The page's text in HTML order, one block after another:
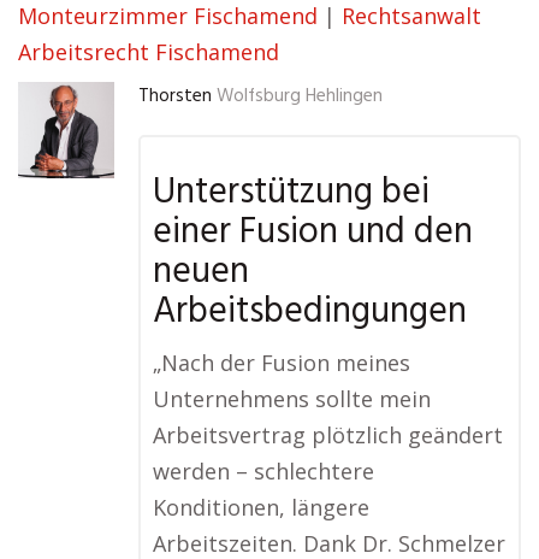
Monteurzimmer Fischamend | Rechtsanwalt
Arbeitsrecht Fischamend
Thorsten Wolfsburg Hehlingen
Unterstützung bei
einer Fusion und den
neuen
Arbeitsbedingungen
„Nach der Fusion meines
Unternehmens sollte mein
Arbeitsvertrag plötzlich geändert
werden – schlechtere
Konditionen, längere
Arbeitszeiten. Dank Dr. Schmelzer